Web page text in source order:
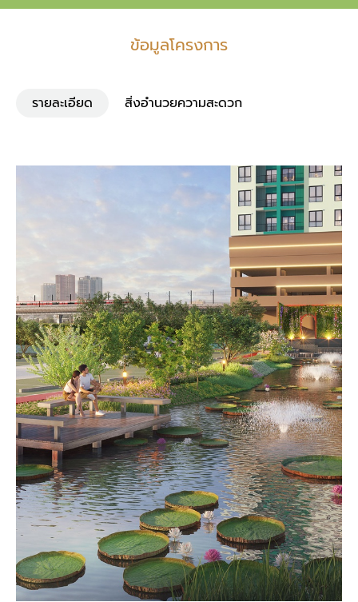
ข้อมูลโครงการ
รายละเอียด สิ่งอำนวยความสะดวก